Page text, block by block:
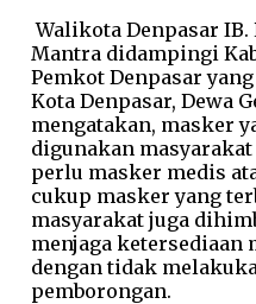
Walikota Denpasar IB.
Mantra didampingi
Pemkot Denpasar yang
Kota Denpasar, Dewa
mengatakan, masker
digunakan
perlu masker medis
cukup masker yang
masyarakat juga
menjaga ketersediaan
dengan tidak
pemborongan.